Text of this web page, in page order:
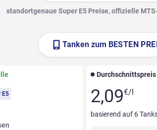
standortgenaue Super E5 Preise, offizielle
Tanken zum BESTEN
E5
Durchschnittspreis
2,09€/l
basierend auf 6